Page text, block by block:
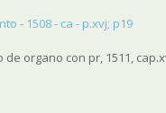
- 1508 - ca - p.xvj; p19
organo con pr, 1511,